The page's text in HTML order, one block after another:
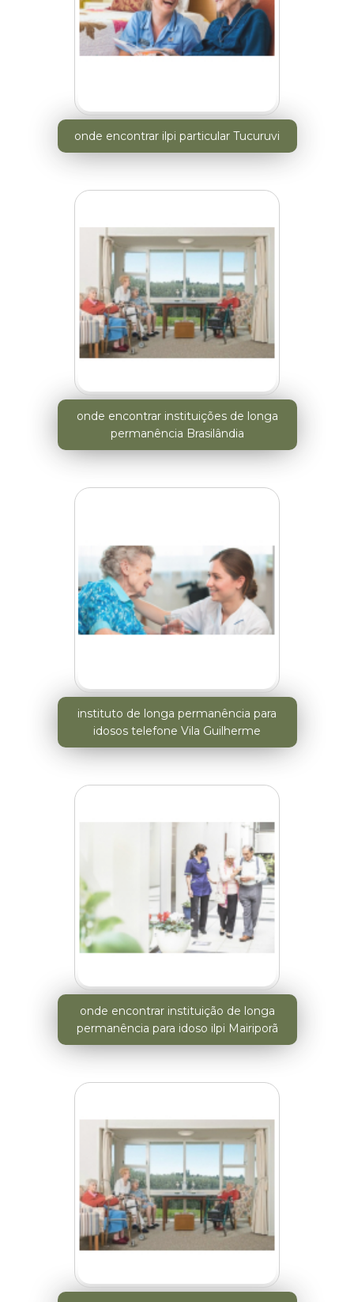
onde encontrar ilpi particular Tucuruvi
onde encontrar instituições de longa
permanência Brasilândia
instituto de longa permanência para
idosos telefone Vila Guilherme
onde encontrar instituição de longa
permanência para idoso ilpi Mairiporã